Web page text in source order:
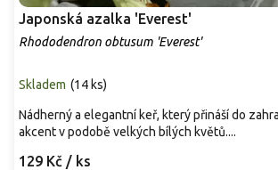
Japonská azalka 'Everest'
Rhododendron obtusum 'Everest'
Skladem (14 ks)
129 Kč / ks
Nádherný a elegantní keř, který přináší do
akcent v podobě velkých bílých květů....